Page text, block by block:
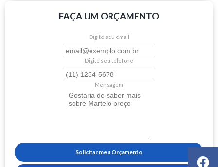
FAÇA UM ORÇAMENTO
Digite seu email
Digite seu telefone
Mensagem
Solicitar meu Orçamento